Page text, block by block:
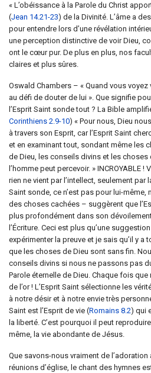
« L’obéissance à la Parole du Christ
(Jean 14.21-23) de la Divinité. L’âme a
pour entendre lors d’une révélation
une perception distinctive de voir Dieu,
ont le cœur pur. De plus en plus, nos
claires et plus sûres.
Oswald Chambers – « Quand vous
au défi de douter de lui ». Que signifie
l’Esprit Saint sonde tout ? La Bible
Corinthiens 2.9-10) « Pour nous, Dieu
à travers son Esprit, car l’Esprit Saint
et en examinant tout, sondant même les
de Dieu, les conseils divins et les choses
l’homme peut percevoir. » INCROYABLE
rien ne vient par l’intellect, seulement par
Saint sonde, ce n’est pas pour lui-
des choses cachées – suggèrent que
plus profondément dans son
l’Écriture. Ceci est plus qu’une
expérimenter la preuve et je sais qu’il y
que les choses de Dieu sont sans fin.
conseils divins si nous ne passons pas
Parole éternelle de Dieu. Chaque fois
de l’or ! L’Esprit Saint sélectionne les
à notre désir et à notre envie très
Saint est l’Esprit de vie (Romains 8.2) qui
la liberté. C’est pourquoi il peut
même, la vie abondante de Jésus.
Que savons-nous vraiment de
réunions d’église, le chant des hymnes